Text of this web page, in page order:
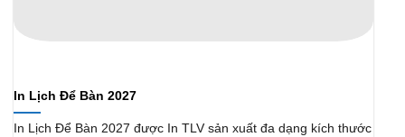
In Lịch Để Bàn 2027
In Lịch Để Bàn 2027 được In TLV sản xuất đa dạng kích thước